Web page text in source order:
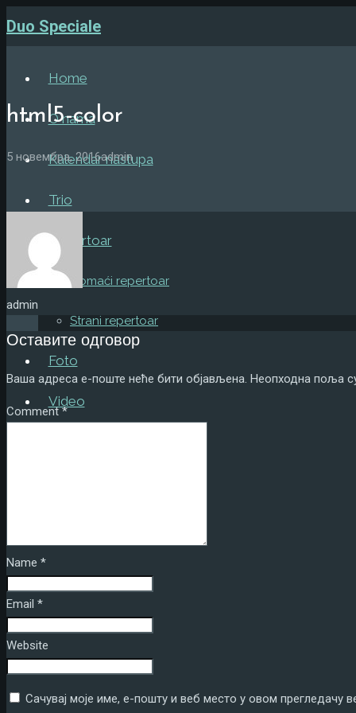
Duo Speciale
Home
O nama
Kalendar nastupa
Trio
Repertoar
Domaći repertoar
Strani repertoar
Foto
Video
html5-color
5 новембра, 2016admin
admin
Оставите одговор
Ваша адреса е-поште неће бити објављена. Неопходна поља
Comment*
Name *
Email *
Website
Сачувај моје име, е-пошту и веб место у овом прегледачу